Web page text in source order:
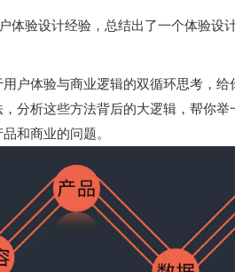
体验设计经验，总结出了一个体验设
户体验与商业逻辑的双循环思考，
分析这些方法背后的大逻辑，帮你
和商业的问题。